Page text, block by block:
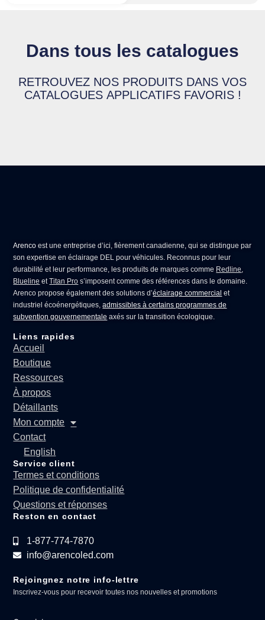
Dans tous les catalogues
RETROUVEZ NOS PRODUITS DANS VOS
CATALOGUES APPLICATIFS FAVORIS !
Arenco est une entreprise d’ici, fièrement canadienne, qui se distingue par
son expertise enéclairage DEL pour véhicules . Reconnus pour leur
durabilité et leur performance, les produits de marques comme Redline
Blueline etTitan Pro s’imposent comme des références dans le domaine.
Arenco propose également des solutions d’éclairage commercial et
industriel écoénergétiques,admissibles à certains programmes de
subvention gouvernementale axés sur la transition écologique.
Liens rapides
Accueil
Boutique
Ressources
À propos
Détaillants
Mon compte
Contact
English
Service client
Termes et conditions
Politique de confidentialité
Questions et réponses
Reston en contact
1-877-774-7870
info@arencoled.com
Rejoingnez notre info-lettre
Inscrivez-vous pour recevoir toutes nos nouvelles et promotions